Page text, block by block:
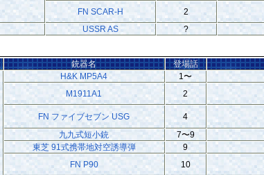
FN SCAR-H
2
USSR AS ?
銃器名 登場話
H&K MP5A4 1〜
M1911A1
2
FN ファイブセブン USG
4
九九式短小銃
7〜9
東芝 91式携帯地対空誘導弾
9
FN P90
10